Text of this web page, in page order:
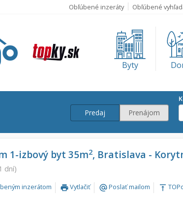
Obľúbené inzeráty Obľúbené
Byty
Predaj Prenájom
1-izbový byt 35m2, Bratislava -
dní)
inzerátom printVytlačiť alternate_emailPoslať mailom vertical_align_top